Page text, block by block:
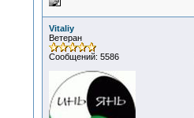
Vitaliy
Ветеран
Сообщений: 5586